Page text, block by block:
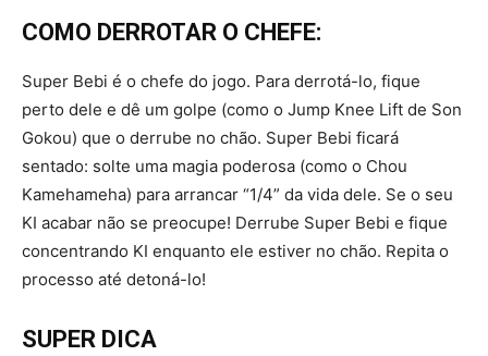
COMO DERROTAR O CHEFE:
Super Bebi é o chefe do jogo. Para derrotá-lo, fique
perto dele e dê um golpe (como o Jump Knee Lift de Son
Gokou) que o derrube no chão. Super Bebi ficará
sentado: solte uma magia poderosa (como o Chou
Kamehameha) para arrancar “1/4” da vida dele. Se o seu
KI acabar não se preocupe! Derrube Super Bebi e fique
concentrando KI enquanto ele estiver no chão. Repita o
processo até detoná-lo!
SUPER DICA